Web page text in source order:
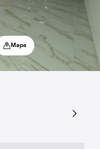
Mapa